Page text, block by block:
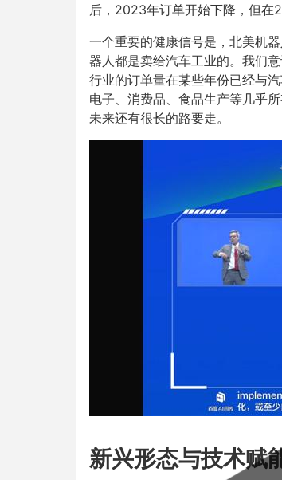
后，2023年订单开始下降，但在
一个重要的健康信号是，北美机
器人都是卖给汽车工业的。我们
行业的订单量在某些年份已经与
电子、消费品、食品生产等几乎
未来还有很长的路要走。
新兴形态与技术赋